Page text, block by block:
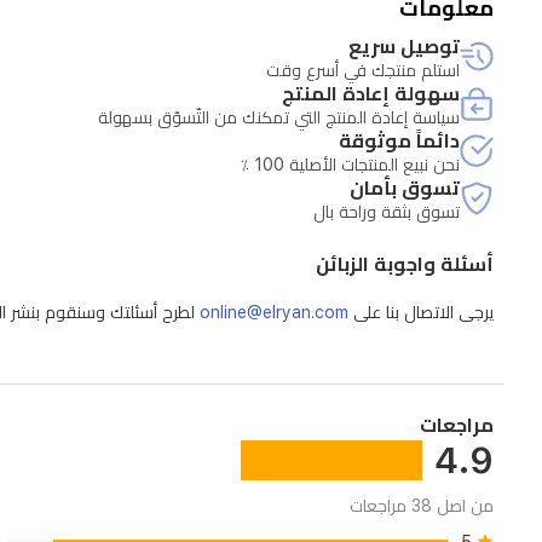
معلومات
توصيل سريع
استلم منتجك في أسرع وقت
سهولة إعادة المنتج
سياسة إعادة المنتج التي تمكنك من التّسوّق بسهولة
دائماً موثوقة
نحن نبيع المنتجات الأصلية 100 ٪
تسوق بأمان
تسوق بثقة وراحة بال
أسئلة واجوبة الزبائن
يرجى الاتصال بنا على online@elryan.com لطرح أسئلتك وسنقوم بنشر
مراجعات
4.9
من اصل 38 مراجعات